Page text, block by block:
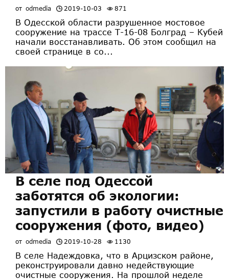
от odmedia 2019-10-03 871
В Одесской области разрушенное мостовое
сооружение на трассе Т-16-08 Болград – Кубей
начали восстанавливать. Об этом сообщил на
своей странице в со...
В селе под Одессой
заботятся об экологии:
запустили в работу очистные
сооружения (фото, видео)
от odmedia 2019-10-28 1130
В селе Надеждовка, что в Арцизском районе,
реконструировали давно недействующие
очистные сооружения. На прошлой неделе